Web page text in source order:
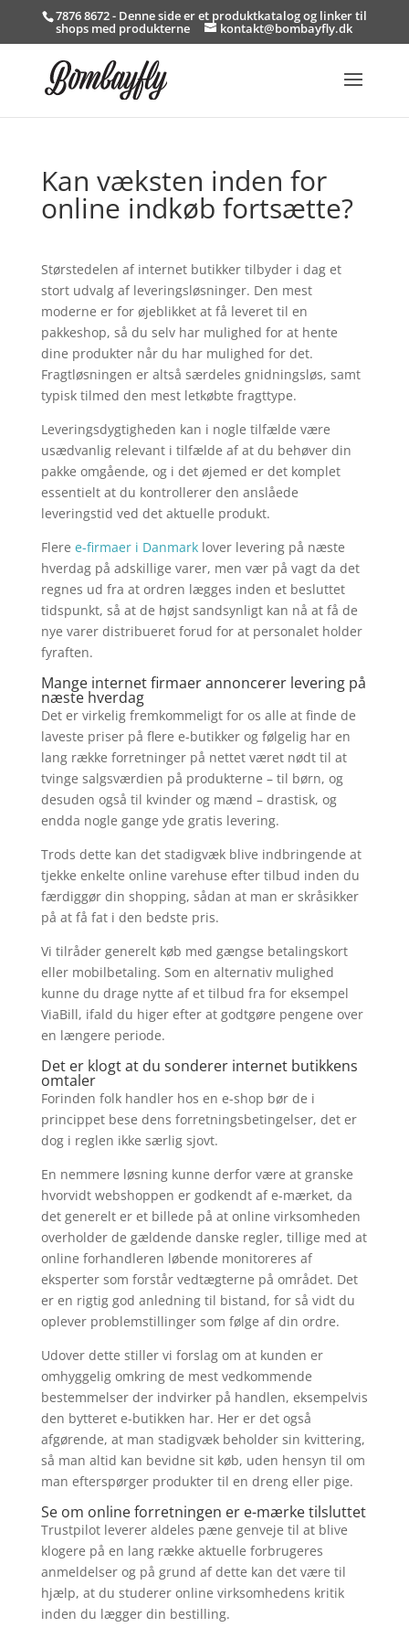
7876 8672 - Denne side er et produktkatalog og linker til
shops med produkterne kontakt@bombayfly.dk
Kan væksten inden for
online indkøb fortsætte?
Størstedelen af internet butikker tilbyder i dag et
stort udvalg af leveringsløsninger. Den mest
moderne er for øjeblikket at få leveret til en
pakkeshop, så du selv har mulighed for at hente
dine produkter når du har mulighed for det.
Fragtløsningen er altså særdeles gnidningsløs, samt
typisk tilmed den mest letkøbte fragttype.
Leveringsdygtigheden kan i nogle tilfælde være
usædvanlig relevant i tilfælde af at du behøver din
pakke omgående, og i det øjemed er det komplet
essentielt at du kontrollerer den anslåede
leveringstid ved det aktuelle produkt.
Flere e-firmaer i Danmarklover levering på næste
hverdag på adskillige varer, men vær på vagt da det
regnes ud fra at ordren lægges inden et besluttet
tidspunkt, så at de højst sandsynligt kan nå at få de
nye varer distribueret forud for at personalet holder
fyraften.
Mange internet firmaer annoncerer levering på
næste hverdag
Det er virkelig fremkommeligt for os alle at finde de
laveste priser på flere e-butikker og følgelig har en
lang række forretninger på nettet været nødt til at
tvinge salgsværdien på produkterne – til børn, og
desuden også til kvinder og mænd – drastisk, og
endda nogle gange yde gratis levering.
Trods dette kan det stadigvæk blive indbringende at
tjekke enkelte online varehuse efter tilbud inden du
færdiggør din shopping, sådan at man er skråsikker
på at få fat i den bedste pris.
Vi tilråder generelt køb med gængse betalingskort
eller mobilbetaling. Som en alternativ mulighed
kunne du drage nytte af et tilbud fra for eksempel
ViaBill, ifald du higer efter at godtgøre pengene over
en længere periode.
Det er klogt at du sonderer internet butikkens
omtaler
Forinden folk handler hos en e-shop bør de i
princippet bese dens forretningsbetingelser, det er
dog i reglen ikke særlig sjovt.
En nemmere løsning kunne derfor være at granske
hvorvidt webshoppen er godkendt af e-mærket, da
det generelt er et billede på at online virksomheden
overholder de gældende danske regler, tillige med at
online forhandleren løbende monitoreres af
eksperter som forstår vedtægterne på området. Det
er en rigtig god anledning til bistand, for så vidt du
oplever problemstillinger som følge af din ordre.
Udover dette stiller vi forslag om at kunden er
omhyggelig omkring de mest vedkommende
bestemmelser der indvirker på handlen, eksempelvis
den bytteret e-butikken har. Her er det også
afgørende, at man stadigvæk beholder sin kvittering,
så man altid kan bevidne sit køb, uden hensyn til om
man efterspørger produkter til en dreng eller pige.
Se om online forretningen er e-mærke tilsluttet
Trustpilot leverer aldeles pæne genveje til at blive
klogere på en lang række aktuelle forbrugeres
anmeldelser og på grund af dette kan det være til
hjælp, at du studerer online virksomhedens kritik
inden du lægger din bestilling.